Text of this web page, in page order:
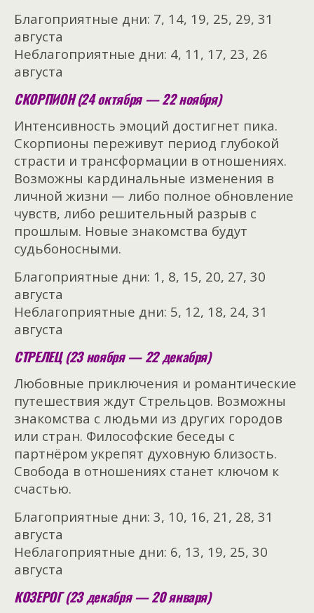
Благоприятные дни: 7, 14, 19, 25, 29, 31
августа
Неблагоприятные дни: 4, 11, 17, 23, 26
августа
СКОРПИОН (24 октября — 22 ноября)
Интенсивность эмоций достигнет пика.
Скорпионы переживут период глубокой
страсти и трансформации в отношениях.
Возможны кардинальные изменения в
личной жизни — либо полное обновление
чувств, либо решительный разрыв с
прошлым. Новые знакомства будут
судьбоносными.
Благоприятные дни: 1, 8, 15, 20, 27, 30
августа
Неблагоприятные дни: 5, 12, 18, 24, 31
августа
СТРЕЛЕЦ (23 ноября — 22 декабря)
Любовные приключения и романтические
путешествия ждут Стрельцов. Возможны
знакомства с людьми из других городов
или стран. Философские беседы с
партнёром укрепят духовную близость.
Свобода в отношениях станет ключом к
счастью.
Благоприятные дни: 3, 10, 16, 21, 28, 31
августа
Неблагоприятные дни: 6, 13, 19, 25, 30
августа
КОЗЕРОГ (23 декабря — 20 января)